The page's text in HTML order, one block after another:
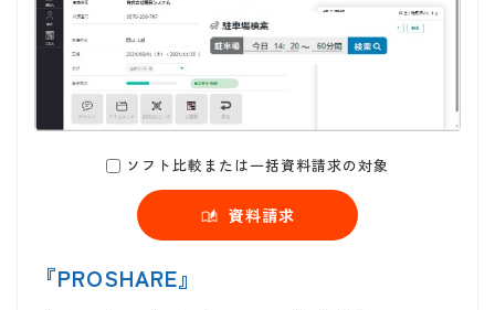
ソフト比較または一括資料請求の対象
資料請求
『PROSHARE』